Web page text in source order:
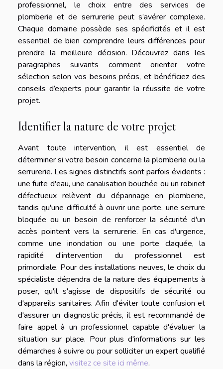
professionnel, le choix entre des services de
plomberie et de serrurerie peut s’avérer complexe.
Chaque domaine possède ses spécificités et il est
essentiel de bien comprendre leurs différences pour
prendre la meilleure décision. Découvrez dans les
paragraphes suivants comment orienter votre
sélection selon vos besoins précis, et bénéficiez des
conseils d’experts pour garantir la réussite de votre
projet.
Identifier la nature de votre projet
Avant toute intervention, il est essentiel de
déterminer si votre besoin concerne la plomberie ou la
serrurerie. Les signes distinctifs sont parfois évidents :
une fuite d'eau, une canalisation bouchée ou un robinet
défectueux relèvent du dépannage en plomberie,
tandis qu'une difficulté à ouvrir une porte, une serrure
bloquée ou un besoin de renforcer la sécurité d'un
accès pointent vers la serrurerie. En cas d'urgence,
comme une inondation ou une porte claquée, la
rapidité d’intervention du professionnel est
primordiale. Pour des installations neuves, le choix du
spécialiste dépendra de la nature des équipements à
poser, qu'il s'agisse de dispositifs de sécurité ou
d'appareils sanitaires. Afin d'éviter toute confusion et
d'assurer un diagnostic précis, il est recommandé de
faire appel à un professionnel capable d'évaluer la
situation sur place. Pour plus d'informations sur les
démarches à suivre ou pour solliciter un expert qualifié
dans la région, visitez ce site ici même.